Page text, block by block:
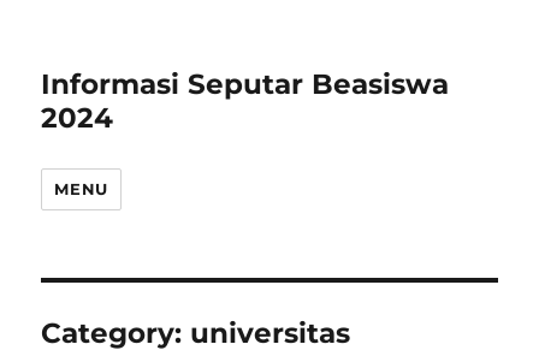
Informasi Seputar Beasiswa
2024
MENU
Category: universitas